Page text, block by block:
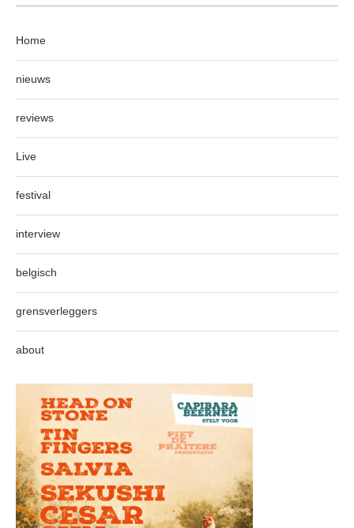
Home
nieuws
reviews
Live
festival
interview
belgisch
grensverleggers
about